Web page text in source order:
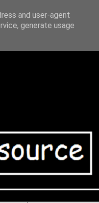
and user-agent
generate usage